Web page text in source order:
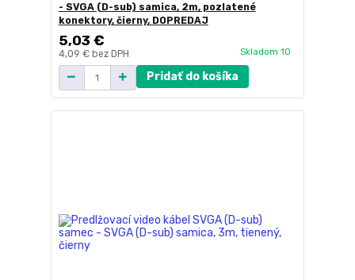
- SVGA (D-sub) samica, 2m, pozlatené
konektory, čierny, DOPREDAJ
5,03 €
4,09 € bez DPH Skladom 10
Pridať do košíka